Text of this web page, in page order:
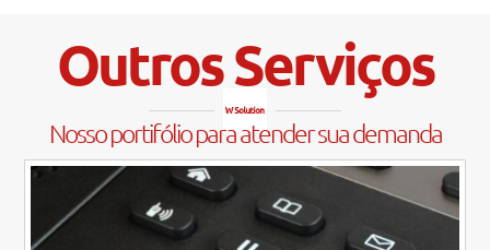
Outros Serviços
Nosso portifólio para atender sua demanda